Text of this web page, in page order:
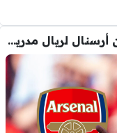
عاجل : العرض المالي من أرسنال لريال مدريد من أجل شراء فينيسيوس جونيور